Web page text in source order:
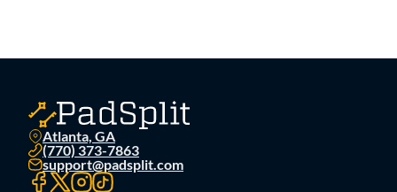
Atlanta, GA
(770) 373-7863
support@padsplit.com